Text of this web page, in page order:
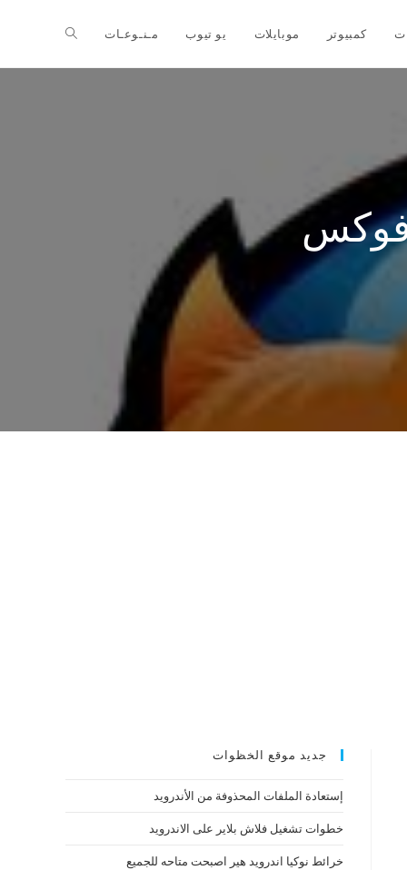
كمبيوتر موبايلات يو تيوب مـنـوعـات
فوكس
جديد موقع الخظوات
إستعادة الملفات المحذوفة من الأندرويد
خطوات تشغيل فلاش بلاير على الاندرويد
خرائط نوكيا اندرويد هير اصبحت متاحه للجميع